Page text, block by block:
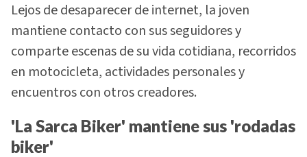
Lejos de desaparecer de internet, la joven
mantiene contacto con sus seguidores y
comparte escenas de su vida cotidiana, recorridos
en motocicleta, actividades personales y
encuentros con otros creadores.
'La Sarca Biker' mantiene sus 'rodadas
biker'